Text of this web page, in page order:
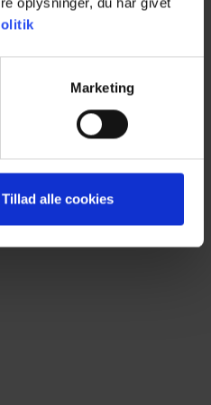
Marketing
Tillad alle cookies